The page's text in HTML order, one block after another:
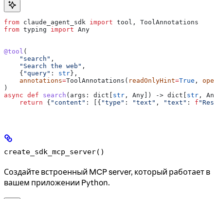
from claude_agent_sdk import tool, ToolAnnotations
from typing import Any
@tool (
    "search"
,
    "Search the web"
,
    {
"query" : str },
    annotations
=ToolAnnotations( readOnlyHint=True ,
)
async def search ( args : dict[ str , Any]) -> dict[ str ,
    return
{ "content" : [{ "type" : "text" , "text" : f
create_sdk_mcp_server()
Создайте встроенный MCP server, который работает в
вашем приложении Python.